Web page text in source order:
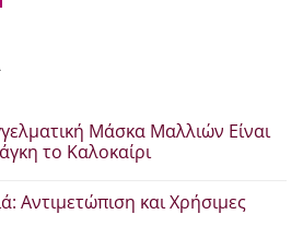
Μάσκα Μαλλιών Είναι
το Καλοκαίρι
Αντιμετώπιση και Χρήσιμες